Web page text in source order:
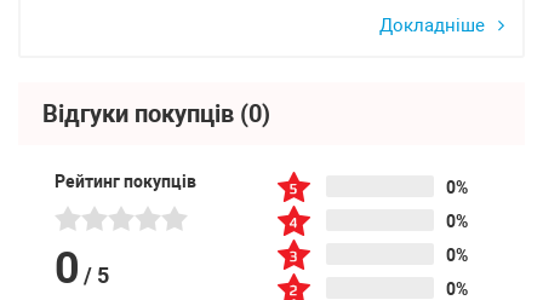
Докладніше
Відгуки покупців (0)
Рейтинг покупців
0 / 5
0%
0%
0%
0%